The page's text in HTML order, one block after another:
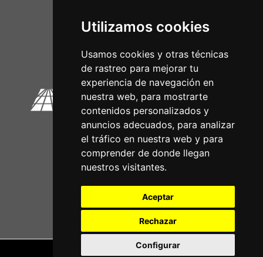
Utilizamos cookies
Usamos cookies y otras técnicas
de rastreo para mejorar tu
experiencia de navegación en
nuestra web, para mostrarte
contenidos personalizados y
anuncios adecuados, para analizar
el tráfico en nuestra web y para
comprender de donde llegan
nuestros visitantes.
Aceptar
Rechazar
Configurar
Circuitos Oficiais
Nota legal|Política de privacidade